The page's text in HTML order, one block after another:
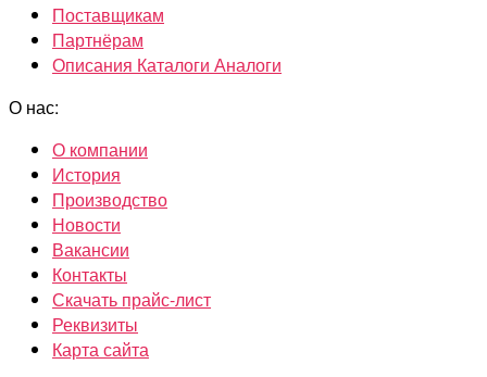
Поставщикам
Партнёрам
Описания Каталоги Аналоги
О нас:
О компании
История
Производство
Новости
Вакансии
Контакты
Скачать прайс-лист
Реквизиты
Карта сайта